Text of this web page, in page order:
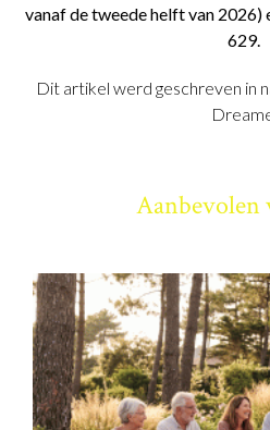
vanaf de tweede helft van
629.
Dit artikel werd geschreven in
Aanbevolen